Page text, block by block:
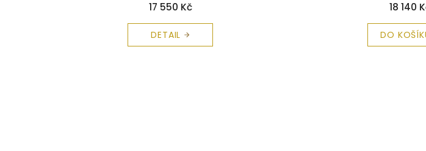
17 550 Kč
DETAIL
18 140
DO